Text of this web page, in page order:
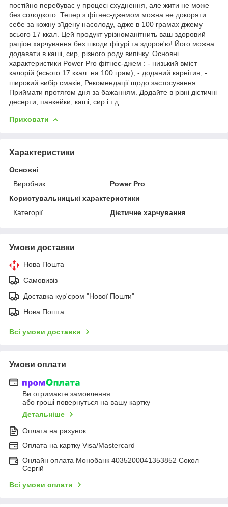
постійно перебуває у процесі схуднення, але жити не може
без солодкого. Тепер з фітнес-джемом можна не докоряти
себе за кожну з'їдену насолоду, адже в 100 грамах джему
всього 17 ккал. Цей продукт урізноманітнить ваш здоровий
раціон харчування без шкоди фігурі та здоров'ю! Його можна
додавати в каші, сир, різного роду випічку. Основні
характеристики Power Pro фітнес-джем : - низький вміст
калорій (всього 17 ккал. на 100 грам); - доданий карнітин; -
широкий вибір смаків; Рекомендації щодо застосування:
Приймати протягом дня за бажанням. Додайте в різні дієтичні
десерти, панкейки, каші, сир і т.д.
Приховати
Характеристики
Основні
Виробник
Power Pro
Користувальницькі характеристики
Категорії
Дієтичне харчування
Умови доставки
Нова Пошта
Самовивіз
Доставка кур'єром "Нової Пошти"
Нова Пошта
Всі умови доставки
Умови оплати
Ви отримаєте замовлення
або гроші повернуться на вашу картку
Детальніше
Оплата на рахунок
Оплата на картку Visa/Mastercard
Онлайн оплата Монобанк 4035200041353852 Сокол
Сергій
Всі умови оплати